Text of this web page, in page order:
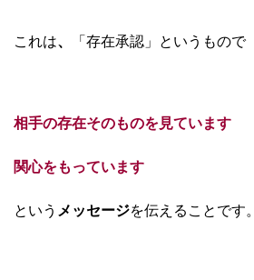
これは、 「存在承認」 というもので
相手の存在そのものを見ています
関心をもっています
という メッセージを伝えることです。